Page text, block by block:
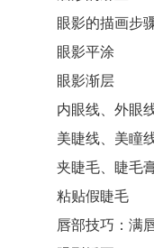
眼影的描画步
眼影平涂
眼影渐层
内眼线、外眼
美睫线、美瞳
夹睫毛、睫毛
粘贴假睫毛
唇部技巧：满